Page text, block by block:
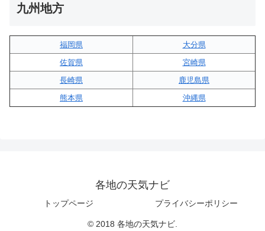
九州地方
福岡県
大分県
佐賀県
宮崎県
長崎県
鹿児島県
熊本県
沖縄県
各地の天気ナビ
トップページ プライバシーポリシー
© 2018 各地の天気ナビ.